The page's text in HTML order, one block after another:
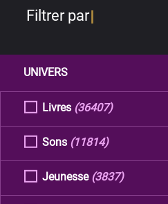
Filtrer par
UNIVERS
Livres (36407)
Sons (11814)
Jeunesse (3837)